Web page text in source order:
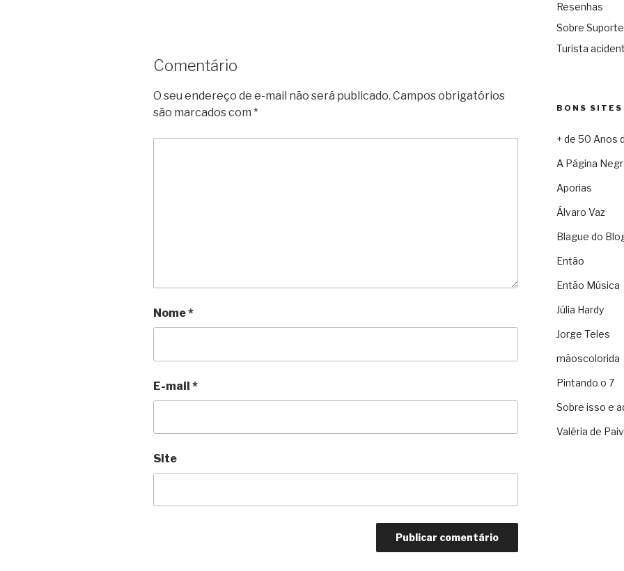
Comentário
O seu endereço de e-mail não será publicado. Campos obrigatórios
são marcados com *
Nome*
E-mail *
Site
Resenhas
Sobre
Turista
BONS SITES
+ de 50 Anos
A Página
Aporias
Álvaro Vaz
Blague do
Então
Então Música
Júlia Hardy
Jorge Teles
mãoscolorida
Pintando o 7
Sobre isso e
Valéria de